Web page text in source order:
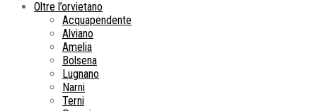
Oltre l’orvietano
Acquapendente
Alviano
Amelia
Bolsena
Lugnano
Narni
Terni